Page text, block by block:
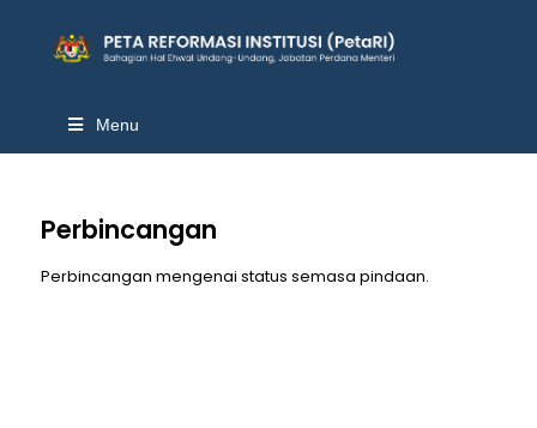
Menu
Perbincangan
Perbincangan mengenai status semasa pindaan.